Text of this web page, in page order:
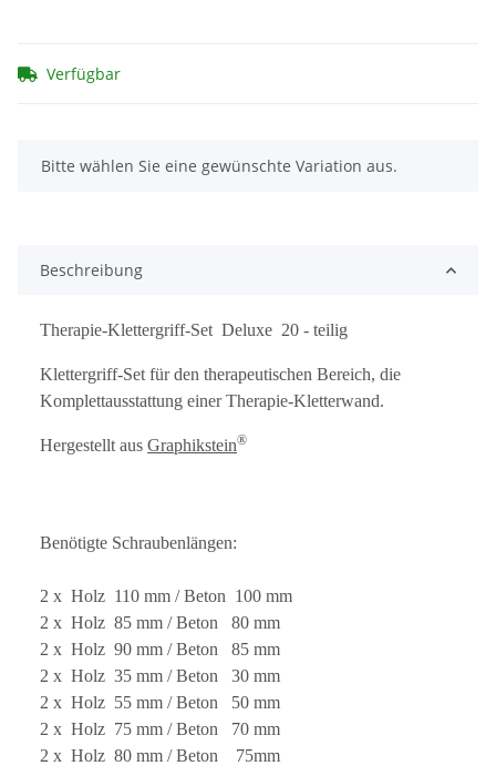
Verfügbar
x
Bitte wählen Sie eine gewünschte Variation aus.
Beschreibung
Therapie-Klettergriff-Set Deluxe 20 - teilig
Klettergriff-Set für den therapeutischen Bereich, die
Komplettausstattung einer Therapie-Kletterwand.
Hergestellt aus Graphikstein®
Benötigte Schraubenlängen:
2 x Holz 110 mm / Beton 100 mm
2 x Holz 85 mm / Beton 80 mm
2 x Holz 90 mm / Beton 85 mm
2 x Holz 35 mm / Beton 30 mm
2 x Holz 55 mm / Beton 50 mm
2 x Holz 75 mm / Beton 70 mm
2 x Holz 80 mm / Beton 75mm